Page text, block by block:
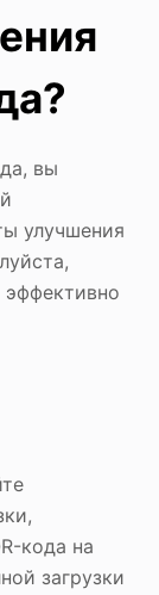
вы
улучшения
кода на
загрузки